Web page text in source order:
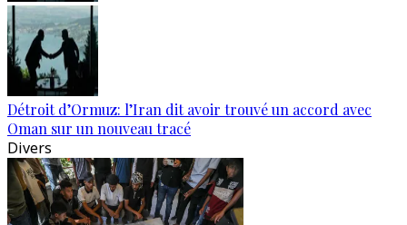
Détroit d’Ormuz: l’Iran dit avoir trouvé un accord avec
Oman sur un nouveau tracé
Divers